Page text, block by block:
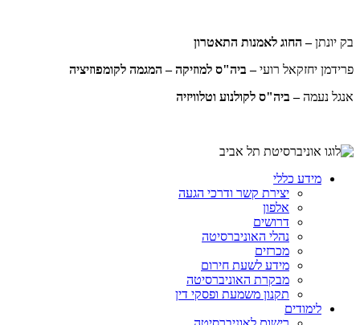
בק יונתן– החוג לאמנות התאטרון
פרידמן יחזקאל רועי– ביה"ס למוזיקה – המגמה לקומפוזיציה
אנגל נעמה– ביה"ס לקולנוע וטלוויזיה
מידע כללי
יצירת קשר ודרכי הגעה
אלפון
דרושים
נהלי האוניברסיטה
מכרזים
מידע לשעת חירום
מבקרת האוניברסיטה
תקנון משמעת ופסקי דין
לימודים